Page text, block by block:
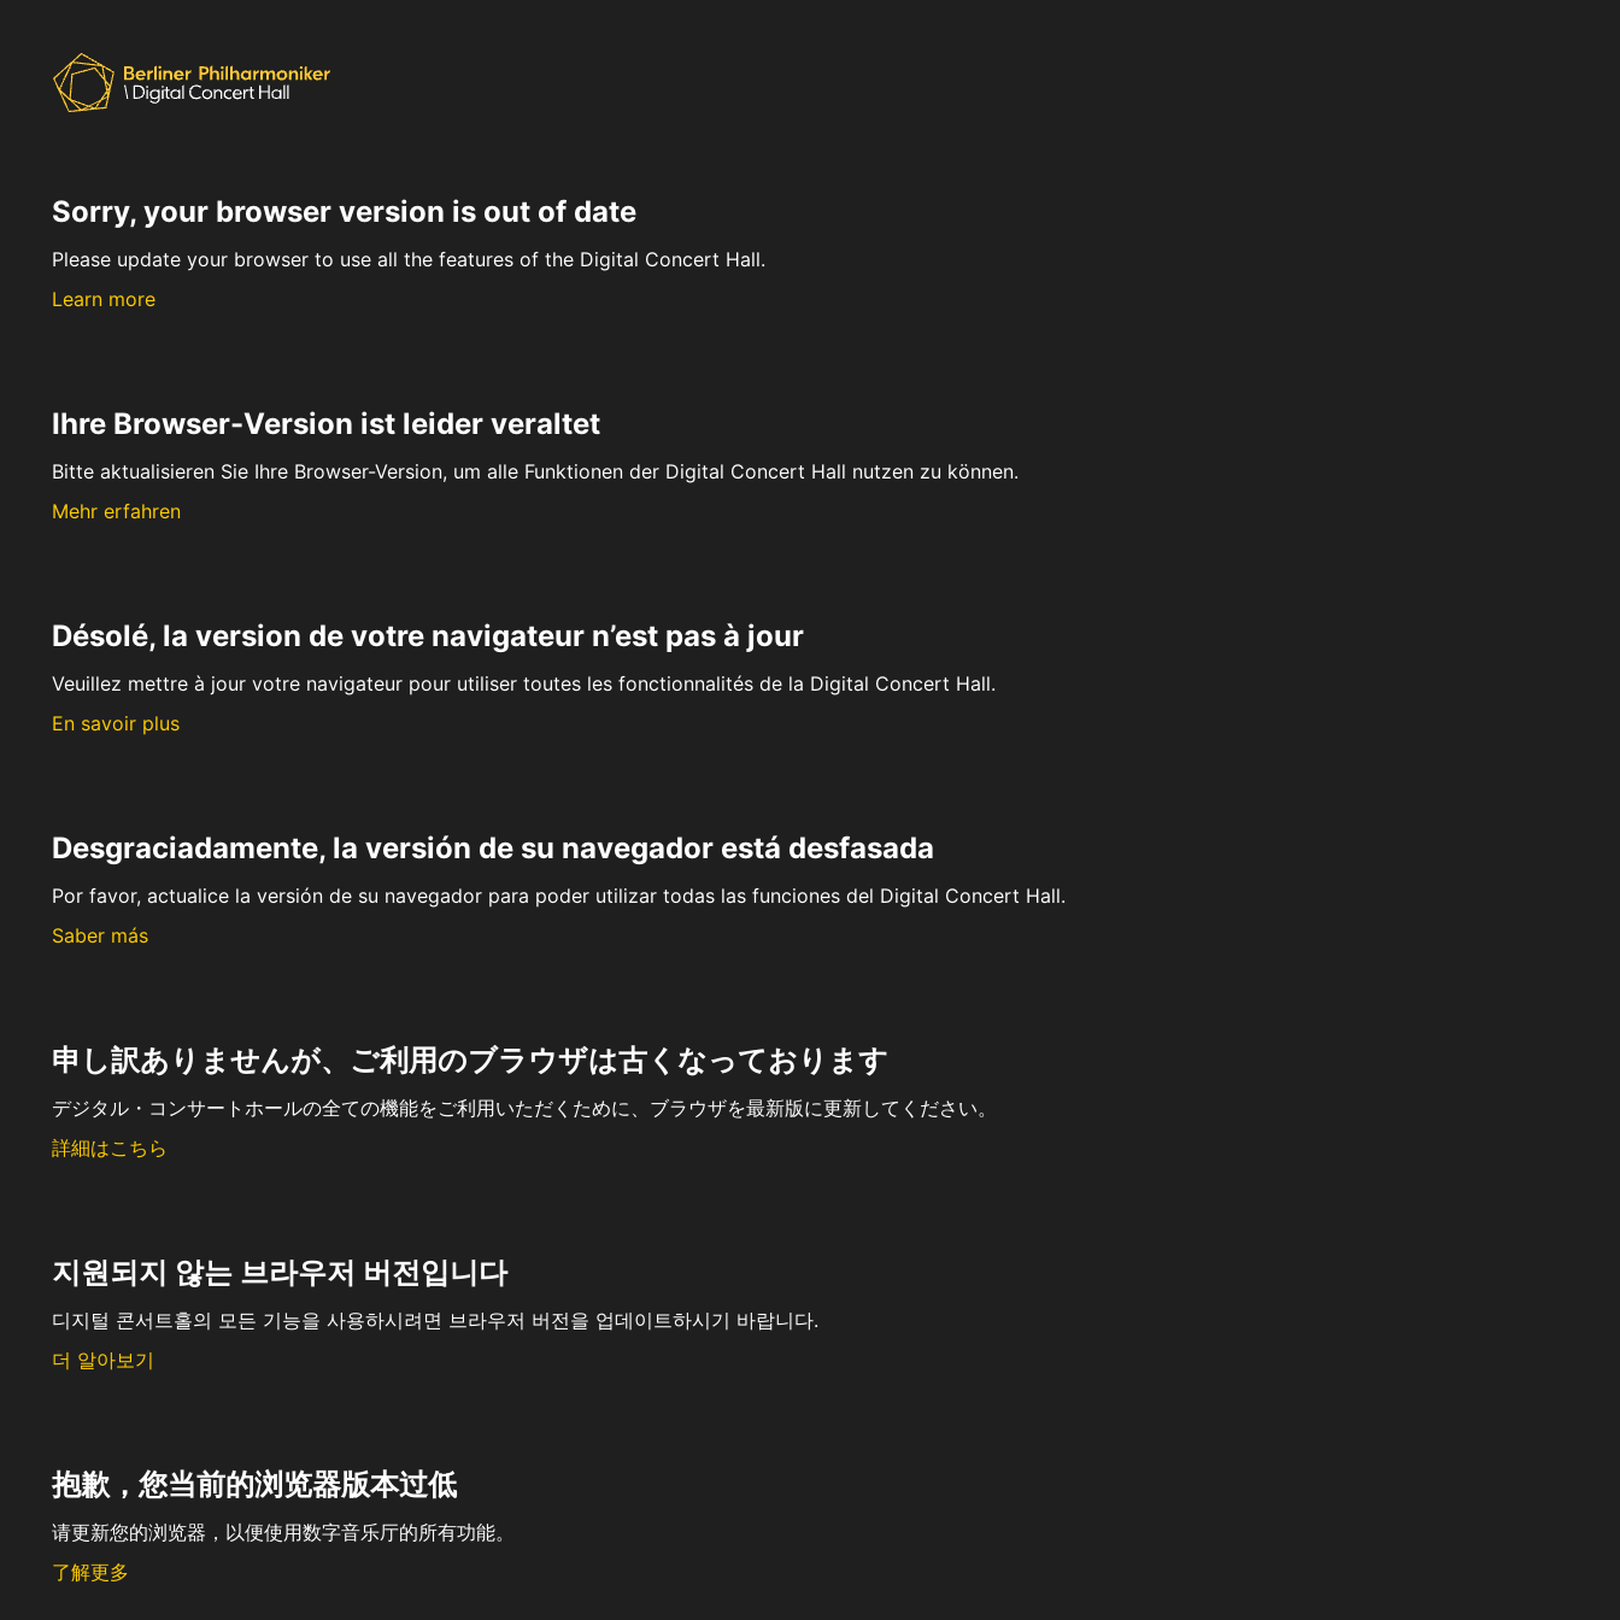
Sorry, your browser version is out of date
Please update your browser to use all the features of the Digital Concert Hall.
Learn more
Ihre Browser-Version ist leider veraltet
Bitte aktualisieren Sie Ihre Browser-Version, um alle Funktionen der Digital Concert Hall nutzen zu können.
Mehr erfahren
Désolé, la version de votre navigateur n’est pas à jour
Veuillez mettre à jour votre navigateur pour utiliser toutes les fonctionnalités de la Digital Concert Hall.
En savoir plus
Desgraciadamente, la versión de su navegador está desfasada
Por favor, actualice la versión de su navegador para poder utilizar todas las funciones del Digital Concert Hall.
Saber más
申し訳ありませんが、ご利用のブラウザは古くなっております
デジタル・コンサートホールの全ての機能をご利用いただくために、ブラウザを最新版に更新してください。
詳細はこちら
지원되지 않는 브라우저 버전입니다
디지털 콘서트홀의 모든 기능을 사용하시려면 브라우저 버전을 업데이트하시기 바랍니다.
더 알아보기
抱歉，您当前的浏览器版本过低
请更新您的浏览器，以便使用数字音乐厅的所有功能。
了解更多